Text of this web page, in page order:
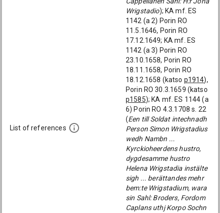
List of references
Wrigstadio); KA mf. ES
1142 (a 2) Porin RO
11.5.1646, Porin RO
17.12.1649; KA mf. ES
1142 (a 3) Porin RO
23.10.1658, Porin RO
18.11.1658, Porin RO
18.12.1658 (katso p1914),
Porin RO 30.3.1659 (katso
p1585); KA mf. ES 1144 (a
6) Porin RO 4.3.1708 s. 22
(Een till Soldat intechnadh
Person Simon Wrigstadius
wedh Nambn ...
Kyrckioheerdens hustro,
dygdesamme hustro
Helena Wrigstadia instälte
sigh ... berättandes mehr
bem:te Wrigstadium, wara
sin Sahl: Broders, Fordom
Caplans uthj Korpo Sochn